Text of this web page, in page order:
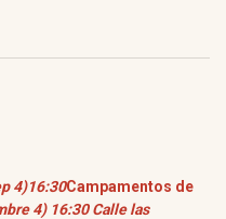
4)16:30Campamentos de
4) 16:30 Calle las